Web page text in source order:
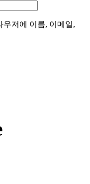
우저에 이름, 이메일,